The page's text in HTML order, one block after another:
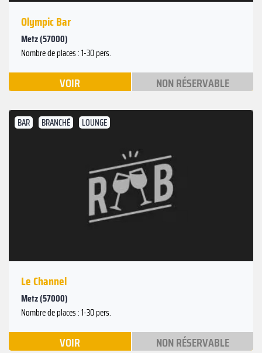
Olympic Bar
Metz (57000)
Nombre de places : 1-30 pers.
VOIR NON RÉSERVABLE
BAR BRANCHÉ LOUNGE
Le Channel
Metz (57000)
Nombre de places : 1-30 pers.
VOIR NON RÉSERVABLE